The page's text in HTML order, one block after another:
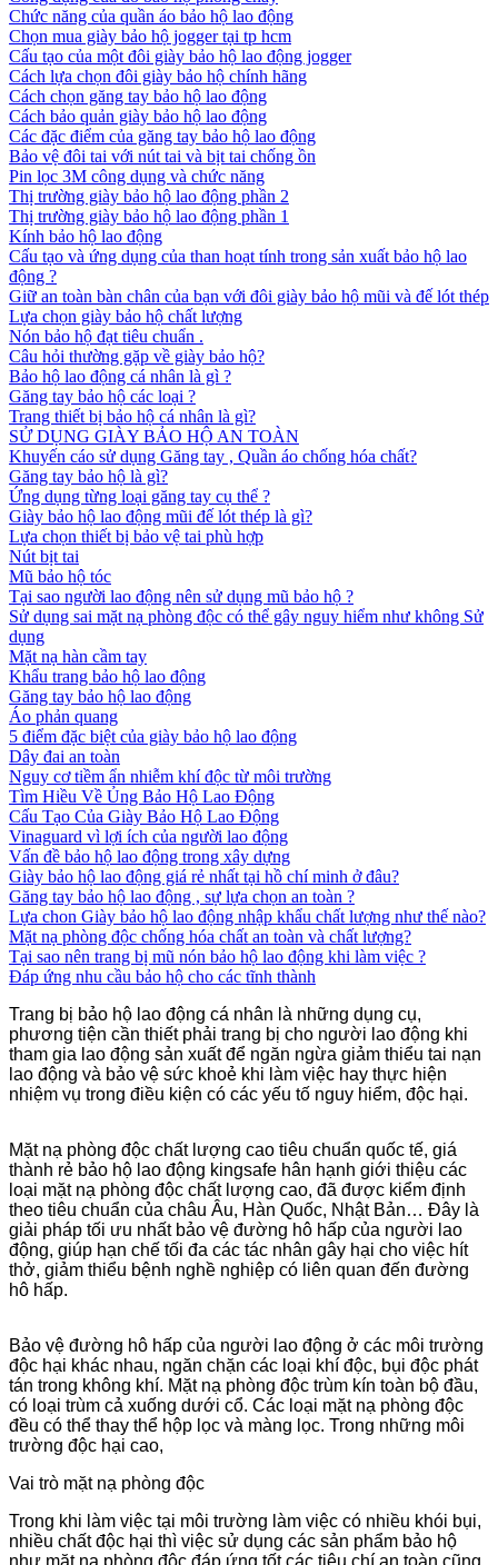
Chức năng của quần áo bảo hộ lao động
Chọn mua giày bảo hộ jogger tại tp hcm
Cấu tạo của một đôi giày bảo hộ lao động jogger
Cách lựa chọn đôi giày bảo hộ chính hãng
Cách chọn găng tay bảo hộ lao động
Cách bảo quản giày bảo hộ lao động
Các đặc điểm của găng tay bảo hộ lao động
Bảo vệ đôi tai với nút tai và bịt tai chống ồn
Pin lọc 3M công dụng và chức năng
Thị trường giày bảo hộ lao động phần 2
Thị trường giày bảo hộ lao động phần 1
Kính bảo hộ lao động
Cấu tạo và ứng dụng của than hoạt tính trong sản xuất bảo hộ lao
động ?
Giữ an toàn bàn chân của bạn với đôi giày bảo hộ mũi và đế lót thép
Lựa chọn giày bảo hộ chất lượng
Nón bảo hộ đạt tiêu chuẩn .
Câu hỏi thường gặp về giày bảo hộ?
Bảo hộ lao động cá nhân là gì ?
Găng tay bảo hộ các loại ?
Trang thiết bị bảo hộ cá nhân là gì?
SỬ DỤNG GIÀY BẢO HỘ AN TOÀN
Khuyến cáo sử dụng Găng tay , Quần áo chống hóa chất?
Găng tay bảo hộ là gì?
Ứng dụng từng loại găng tay cụ thể ?
Giày bảo hộ lao động mũi đế lót thép là gì?
Lựa chọn thiết bị bảo vệ tai phù hợp
Nút bịt tai
Mũ bảo hộ tóc
Tại sao người lao động nên sử dụng mũ bảo hộ ?
Sử dụng sai mặt nạ phòng độc có thể gây nguy hiểm như không Sử
dụng
Mặt nạ hàn cầm tay
Khẩu trang bảo hộ lao động
Găng tay bảo hộ lao động
Áo phản quang
5 điểm đặc biệt của giày bảo hộ lao động
Dây đai an toàn
Nguy cơ tiềm ẩn nhiễm khí độc từ môi trường
Tìm Hiều Về Ủng Bảo Hộ Lao Động
Cấu Tạo Của Giày Bảo Hộ Lao Động
Vinaguard vì lợi ích của người lao động
Vấn đề bảo hộ lao động trong xây dựng
Giày bảo hộ lao động giá rẻ nhất tại hồ chí minh ở đâu?
Găng tay bảo hộ lao động , sự lựa chọn an toàn ?
Lựa chon Giày bảo hộ lao động nhập khẩu chất lượng như thế nào?
Mặt nạ phòng độc chống hóa chất an toàn và chất lượng?
Tại sao nên trang bị mũ nón bảo hộ lao động khi làm việc ?
Đáp ứng nhu cầu bảo hộ cho các tĩnh thành
Trang bị bảo hộ lao động cá nhân là những dụng cụ,
phương tiện cần thiết phải trang bị cho người lao động khi
tham gia lao động sản xuất để ngăn ngừa giảm thiểu tai nạn
lao động và bảo vệ sức khoẻ khi làm việc hay thực hiện
nhiệm vụ trong điều kiện có các yếu tố nguy hiểm, độc hại.
Mặt nạ phòng độc chất lượng cao tiêu chuẩn quốc tế, giá
thành rẻ bảo hộ lao động kingsafe hân hạnh giới thiệu các
loại mặt nạ phòng độc chất lượng cao, đã được kiểm định
theo tiêu chuẩn của châu Âu, Hàn Quốc, Nhật Bản… Đây là
giải pháp tối ưu nhất bảo vệ đường hô hấp của người lao
động, giúp hạn chế tối đa các tác nhân gây hại cho việc hít
thở, giảm thiểu bệnh nghề nghiệp có liên quan đến đường
hô hấp.
Bảo vệ đường hô hấp của người lao động ở các môi trường
độc hại khác nhau, ngăn chặn các loại khí độc, bụi độc phát
tán trong không khí. Mặt nạ phòng độc trùm kín toàn bộ đầu,
có loại trùm cả xuống dưới cổ. Các loại mặt nạ phòng độc
đều có thể thay thể hộp lọc và màng lọc. Trong những môi
trường độc hại cao,
Vai trò mặt nạ phòng độc
Trong khi làm việc tại môi trường làm việc có nhiều khói bụi,
nhiều chất độc hại thì việc sử dụng các sản phẩm bảo hộ
như mặt nạ phòng độc đáp ứng tốt các tiêu chí an toàn cũng